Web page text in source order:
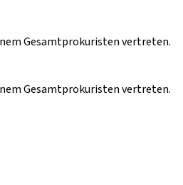
Gesamtprokuristen vertreten.
Gesamtprokuristen vertreten.